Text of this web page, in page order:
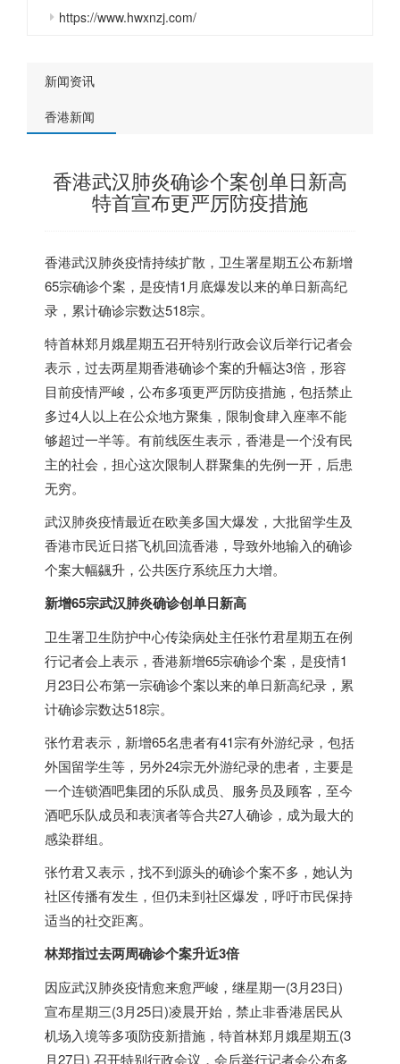
https://www.hwxnzj.com/
新闻资讯
香港新闻
香港武汉肺炎确诊个案创单日新高
特首宣布更严厉防疫措施
香港武汉肺炎疫情持续扩散，卫生署星期五公布新增
65宗确诊个案，是疫情1月底爆发以来的单日新高纪
录，累计确诊宗数达518宗。
特首林郑月娥星期五召开特别行政会议后举行记者会
表示，过去两星期香港确诊个案的升幅达3倍，形容
目前疫情严峻，公布多项更严厉防疫措施，包括禁止
多过4人以上在公众地方聚集，限制食肆入座率不能
够超过一半等。有前线医生表示，香港是一个没有民
主的社会，担心这次限制人群聚集的先例一开，后患
无穷。
武汉肺炎疫情最近在欧美多国大爆发，大批留学生及
香港市民近日搭飞机回流香港，导致外地输入的确诊
个案大幅飊升，公共医疗系统压力大增。
新增65宗武汉肺炎确诊创单日新高
卫生署卫生防护中心传染病处主任张竹君星期五在例
行记者会上表示，香港新增65宗确诊个案，是疫情1
月23日公布第一宗确诊个案以来的单日新高纪录，累
计确诊宗数达518宗。
张竹君表示，新增65名患者有41宗有外游纪录，包括
外国留学生等，另外24宗无外游纪录的患者，主要是
一个连锁酒吧集团的乐队成员、服务员及顾客，至今
酒吧乐队成员和表演者等合共27人确诊，成为最大的
感染群组。
张竹君又表示，找不到源头的确诊个案不多，她认为
社区传播有发生，但仍未到社区爆发，呼吁市民保持
适当的社交距离。
林郑指过去两周确诊个案升近3倍
因应武汉肺炎疫情愈来愈严峻，继星期一(3月23日)
宣布星期三(3月25日)凌晨开始，禁止非香港居民从
机场入境等多项防疫新措施，特首林郑月娥星期五(3
月27日) 召开特别行政会议，会后举行记者会公布多